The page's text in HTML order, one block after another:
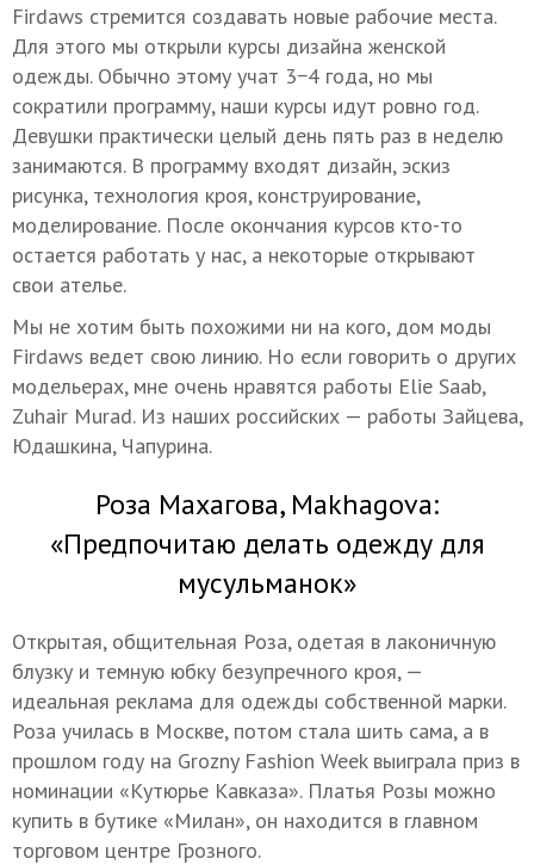
Firdaws стремится создавать новые рабочие места.
Для этого мы открыли курсы дизайна женской
одежды. Обычно этому учат 3−4 года, но мы
сократили программу, наши курсы идут ровно год.
Девушки практически целый день пять раз в неделю
занимаются. В программу входят дизайн, эскиз
рисунка, технология кроя, конструирование,
моделирование. После окончания курсов кто-то
остается работать у нас, а некоторые открывают
свои ателье.
Мы не хотим быть похожими ни на кого, дом моды
Firdaws ведет свою линию. Но если говорить о других
модельерах, мне очень нравятся работы Elie Saab,
Zuhair Murad. Из наших российских — работы Зайцева,
Юдашкина, Чапурина.
Роза Махагова, Makhagova:
«Предпочитаю делать одежду для
мусульманок»
Открытая, общительная Роза, одетая в лаконичную
блузку и темную юбку безупречного кроя, —
идеальная реклама для одежды собственной марки.
Роза училась в Москве, потом стала шить сама, а в
прошлом году на Grozny Fashion Week выиграла приз в
номинации «Кутюрье Кавказа». Платья Розы можно
купить в бутике «Милан», он находится в главном
торговом центре Грозного.